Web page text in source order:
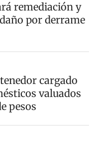
remediación y
por derrame
cargado
valuados
pesos